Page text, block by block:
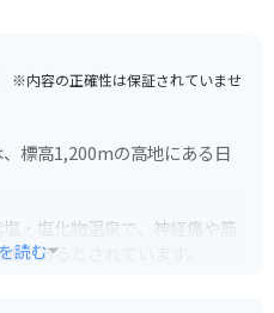
※内容の正確性は保証されていませ
標高1,200mの高地にある日
・塩化物温泉で、神経痛や筋
があるとされています。
読む